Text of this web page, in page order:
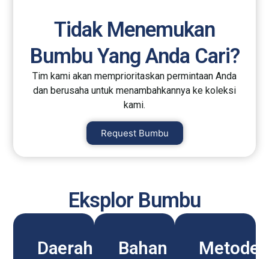
Tidak Menemukan
Bumbu Yang Anda Cari?
Tim kami akan memprioritaskan permintaan Anda
dan berusaha untuk menambahkannya ke koleksi
kami.
Request Bumbu
Eksplor Bumbu
Daerah
Bahan
Metode